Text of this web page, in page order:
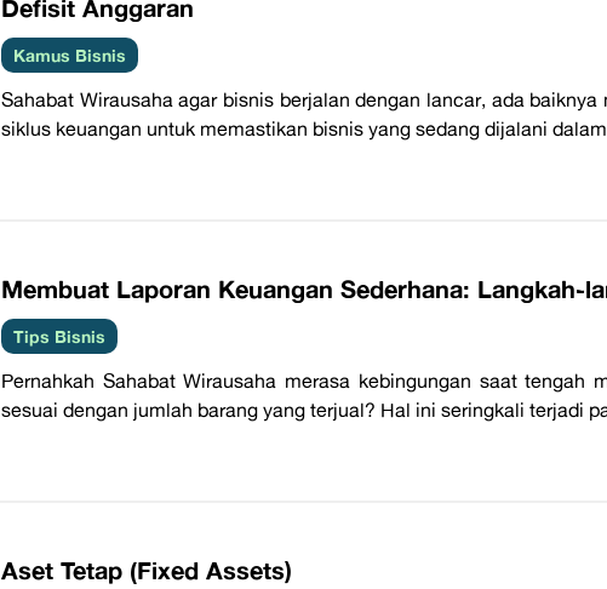
​Defisit Anggaran
Kamus Bisnis
Sahabat Wirausaha agar bisnis berjalan dengan lancar, ada
siklus keuangan untuk memastikan bisnis yang sedang dijalani
​Membuat Laporan Keuangan Sederhana: Langkah-
Tips Bisnis
Pernahkah Sahabat Wirausaha merasa kebingungan saat tengah
sesuai dengan jumlah barang yang terjual? Hal ini seringkali terjadi
Aset Tetap (Fixed Assets)